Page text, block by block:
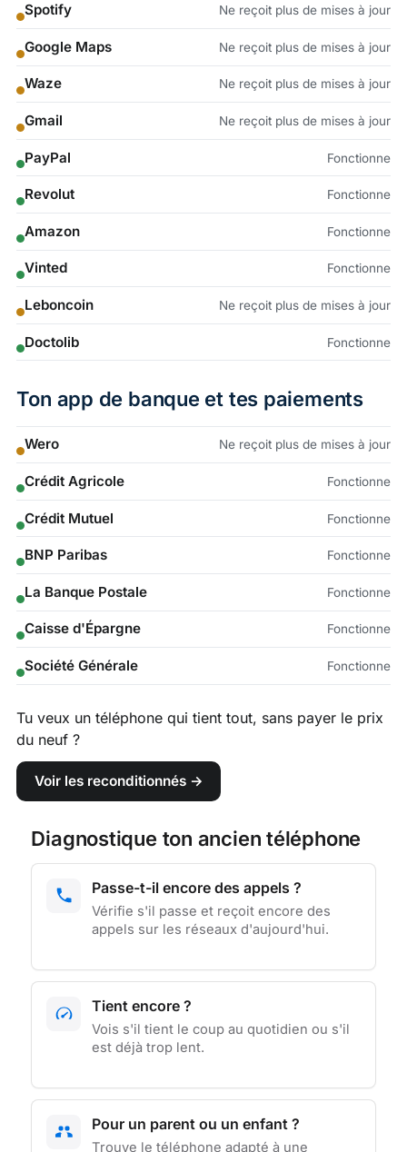
Spotify Ne reçoit plus de mises à jour
Google Maps Ne reçoit plus de mises à jour
Waze Ne reçoit plus de mises à jour
Gmail Ne reçoit plus de mises à jour
PayPal Fonctionne
Revolut Fonctionne
Amazon Fonctionne
Vinted Fonctionne
Leboncoin Ne reçoit plus de mises à jour
Doctolib Fonctionne
Ton app de banque et tes paiements
Wero Ne reçoit plus de mises à jour
Crédit Agricole Fonctionne
Crédit Mutuel Fonctionne
BNP Paribas Fonctionne
La Banque Postale Fonctionne
Caisse d'Épargne Fonctionne
Société Générale Fonctionne
Tu veux un téléphone qui tient tout, sans payer le prix
du neuf ?
Voir les reconditionnés →
Diagnostique ton ancien téléphone
Passe-t-il encore des appels ?
Vérifie s'il passe et reçoit encore des
appels sur les réseaux d'aujourd'hui.
Tient encore ?
Vois s'il tient le coup au quotidien ou s'il
est déjà trop lent.
Pour un parent ou un enfant ?
Trouve le téléphone adapté à une